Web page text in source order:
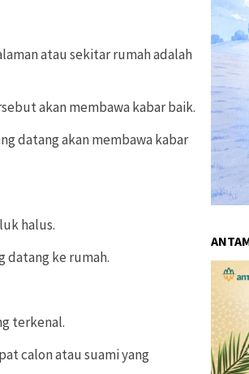
atau sekitar rumah adalah
akan membawa kabar baik.
datang akan membawa kabar
halus.
datang ke rumah.
terkenal.
calon atau suami yang